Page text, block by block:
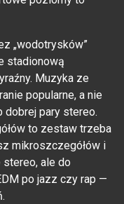
„wodotrysków”
stadionową
Muzyka ze
popularne, a nie
pary stereo.
to zestaw trzeba
mikroszczegółów i
ale do
po jazz czy rap —